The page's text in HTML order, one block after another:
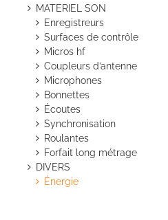
MATERIEL SON
Enregistreurs
Surfaces de contrôle
Micros hf
Coupleurs d’antenne
Microphones
Bonnettes
Écoutes
Synchronisation
Roulantes
Forfait long métrage
DIVERS
Énergie